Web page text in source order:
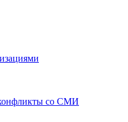
со СМИ